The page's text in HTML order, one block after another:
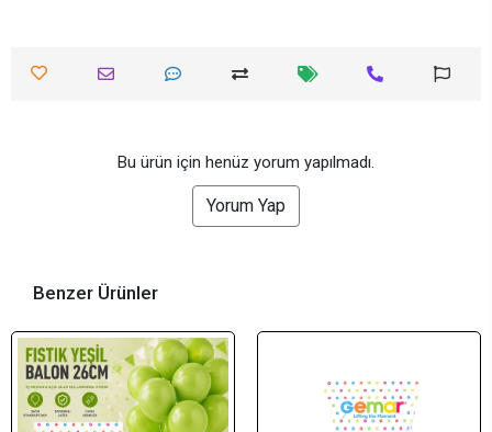
Bu ürün için henüz yorum yapılmadı.
Yorum Yap
Benzer Ürünler